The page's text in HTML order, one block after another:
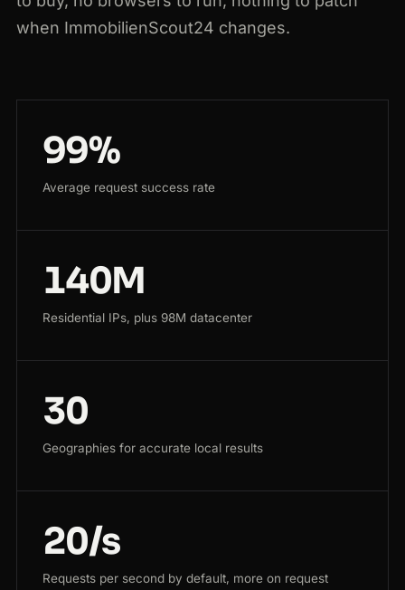
when ImmobilienScout24 changes.
99%
Average request success rate
140M
Residential IPs, plus 98M datacenter
30
Geographies for accurate local results
20/s
Requests per second by default, more on request